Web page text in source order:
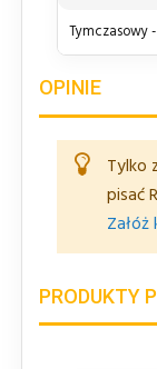
Tymczasowy
OPINIE
Tylko
pisać
PRODUKTY